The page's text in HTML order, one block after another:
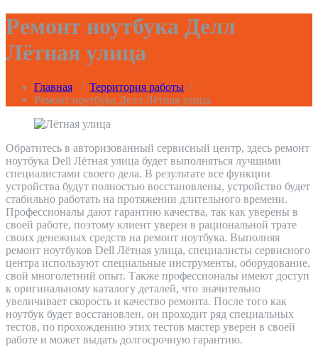
Ремонт ноутбука Делл
Лётная улица
Главная / Территория работы /
Ремонт ноутбука Делл Лётная улица
Обратитесь в авторизованный сервисный центр, здесь ремонт
ноутбука Dell Лётная улица будет выполняться лучшими
специалистами своего дела. В результате все функции
устройства будут полностью восстановлены, устройство будет
стабильно работать на протяжении длительного времени.
Профессионалы дают гарантию качества, так как уверены в
своей работе, поэтому клиент уверен в рациональной трате
своих денежных средств на ремонт ноутбука. Выполняя
ремонт ноутбуков Dell Лётная улица, специалисты сервисного
центра используют специальные инструменты, оборудование,
свой многолетний опыт. Также профессионалы имеют доступ
к оригинальному каталогу деталей, что значительно
увеличивает скорость и качество ремонта. После того как
ноутбук будет восстановлен, он проходит ряд специальных
тестов, по прохождению этих тестов мастер уверен в своей
работе и может выдать долгосрочную гарантию.